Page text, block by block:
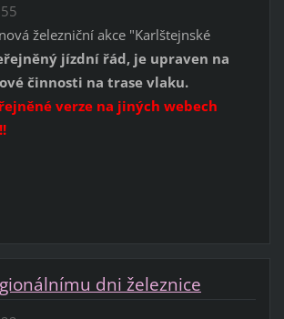
železniční akce "Karlštejnské
jízdní řád, je upraven na
činnosti na trase vlaku.
verze na jiných webech
dni železnice